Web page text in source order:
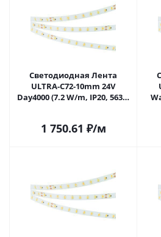
Светодиодная Лента
ULTRA-C72-10mm 24V
Day4000 (7.2 W/m, IP20, 5630,
1 750.61 ₽/м